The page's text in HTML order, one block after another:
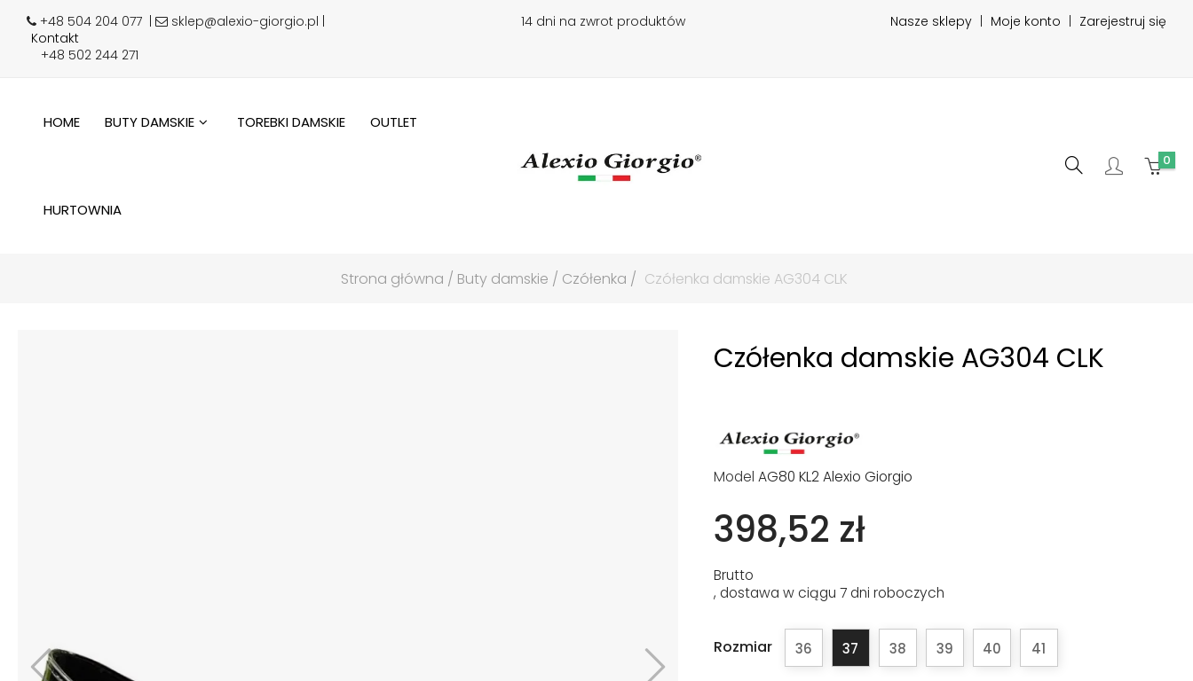
+48 504 204 077
sklep@alexio-giorgio.pl |
Kontakt
+48 502 244 271
14 dni na zwrot produktów Nasze sklepy Moje konto Zarejestruj się
HOME BUTY DAMSKIE TOREBKI DAMSKIE OUTLET
HURTOWNIA
0
Strona główna Buty damskie Czółenka Czółenka damskie AG304 CLK
Czółenka damskie AG304 CLK
Model AG80 KL2 Alexio Giorgio
398,52 zł
Brutto
, dostawa w ciągu 7 dni roboczych
Rozmiar 36 37 38 39 40 41